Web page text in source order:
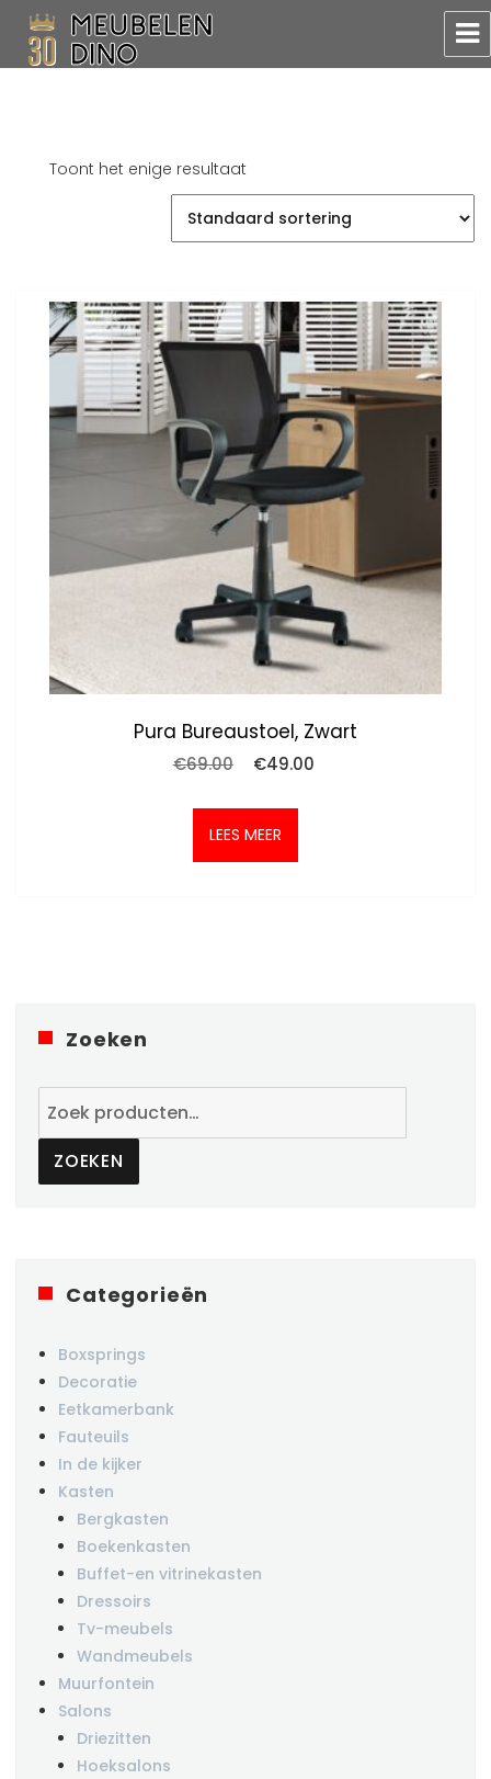
Toont het enige resultaat
Pura Bureaustoel, Zwart
€69.00
Oorspronkelijke
was:
€69.00.
€49.00
LEES MEER
Zoeken
naar:
ZOEKEN
Categorieën
Boxsprings
Decoratie
Eetkamerbank
Fauteuils
In de kijker
Kasten
Bergkasten
Boekenkasten
Buffet-en vitrinekasten
Dressoirs
Tv-meubels
Wandmeubels
Muurfontein
Salons
Driezitten
Hoeksalons